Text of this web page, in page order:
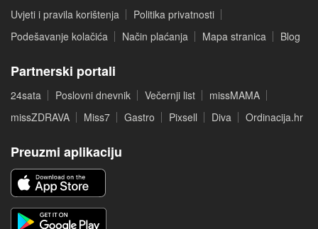
Uvjeti i pravila korištenja
Politika privatnosti
Podešavanje kolačića
Način plaćanja Mapa stranica Blog
Partnerski portali
24sata Poslovni dnevnik Večernji list
missMAMA
missZDRAVA
Miss7 Gastro Pixsell Diva Ordinacija.hr
Preuzmi aplikaciju